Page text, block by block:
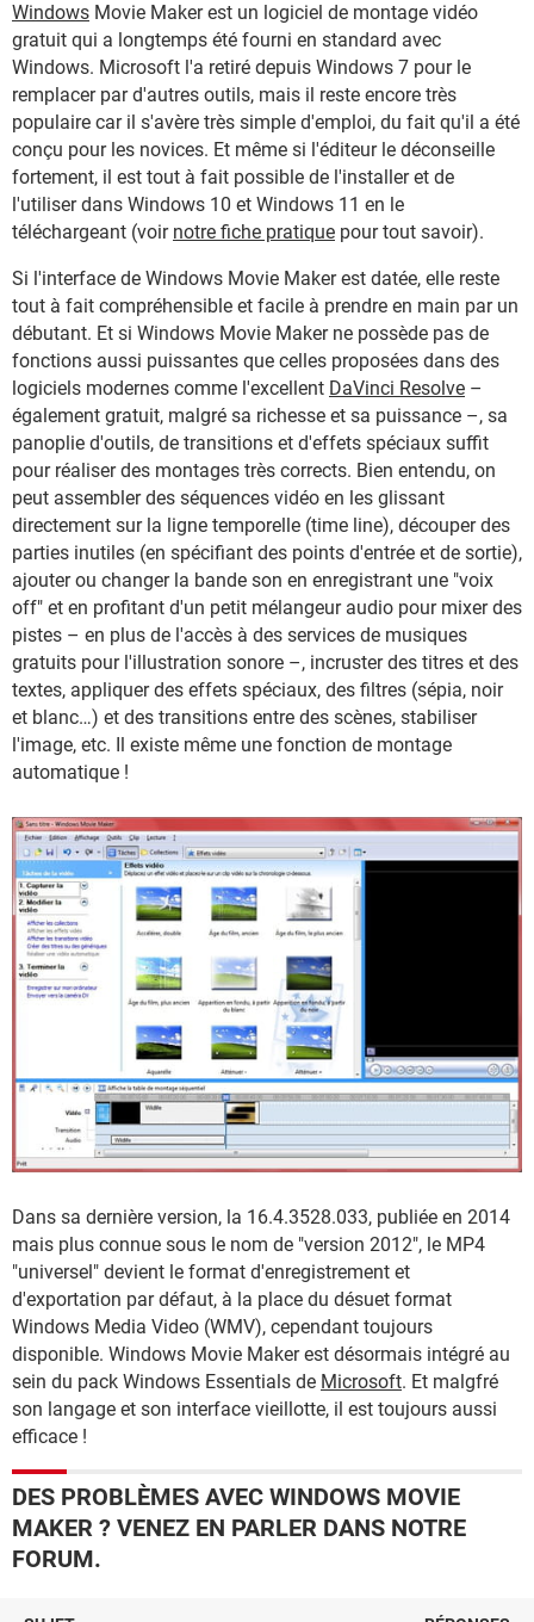
Windows Movie Maker est un logiciel de montage vidéo
gratuit qui a longtemps été fourni en standard avec
Windows. Microsoft l'a retiré depuis Windows 7 pour le
remplacer par d'autres outils, mais il reste encore très
populaire car il s'avère très simple d'emploi, du fait qu'il a été
conçu pour les novices. Et même si l'éditeur le déconseille
fortement, il est tout à fait possible de l'installer et de
l'utiliser dans Windows 10 et Windows 11 en le
téléchargeant (voir notre fiche pratique pour tout savoir).
Si l'interface de Windows Movie Maker est datée, elle reste
tout à fait compréhensible et facile à prendre en main par un
débutant. Et si Windows Movie Maker ne possède pas de
fonctions aussi puissantes que celles proposées dans des
logiciels modernes comme l'excellent DaVinci Resolve –
également gratuit, malgré sa richesse et sa puissance –, sa
panoplie d'outils, de transitions et d'effets spéciaux suffit
pour réaliser des montages très corrects. Bien entendu, on
peut assembler des séquences vidéo en les glissant
directement sur la ligne temporelle (time line), découper des
parties inutiles (en spécifiant des points d'entrée et de sortie),
ajouter ou changer la bande son en enregistrant une "voix
off" et en profitant d'un petit mélangeur audio pour mixer des
pistes – en plus de l'accès à des services de musiques
gratuits pour l'illustration sonore –, incruster des titres et des
textes, appliquer des effets spéciaux, des filtres (sépia, noir
et blanc…) et des transitions entre des scènes, stabiliser
l'image, etc. Il existe même une fonction de montage
automatique !
Dans sa dernière version, la 16.4.3528.033, publiée en 2014
mais plus connue sous le nom de "version 2012", le MP4
"universel" devient le format d'enregistrement et
d'exportation par défaut, à la place du désuet format
Windows Media Video (WMV), cependant toujours
disponible. Windows Movie Maker est désormais intégré au
sein du pack Windows Essentials de Microsoft. Et malgfré
son langage et son interface vieillotte, il est toujours aussi
efficace !
DES PROBLÈMES AVEC WINDOWS MOVIE
MAKER ? VENEZ EN PARLER DANS NOTRE
FORUM.